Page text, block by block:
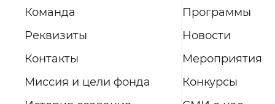
Команда
Реквизиты
Контакты
Миссия и цели фонда
Программы
Новости
Мероприятия
Конкурсы